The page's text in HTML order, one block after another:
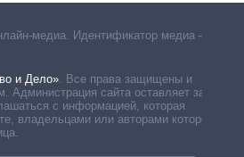
медиа. Идентификатор медиа –
и Дело». Все права защищены и
Администрация сайта оставляет за
с информацией, которая
владельцами или авторами которой